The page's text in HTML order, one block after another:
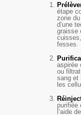
étape
zone
d’une
graisse
fesses.
aspirée
ou
sang et
les
purifiée
l’aide